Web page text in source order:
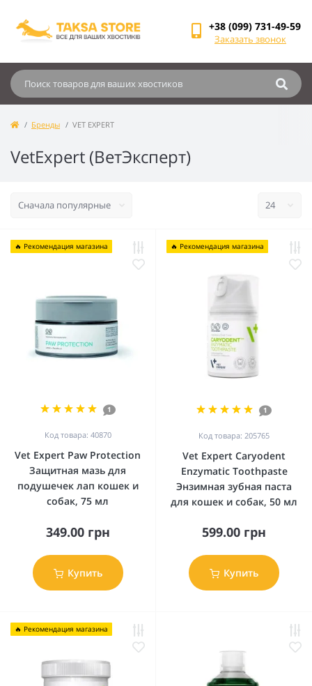
+38 (099) 731-49-59
Заказать звонок
Бренды VET EXPERT
VetExpert (ВетЭксперт)
🔥 Рекомендация магазина
1
Код товара: 40870
Vet Expert Paw Protection
Защитная мазь для
подушечек лап кошек и
собак, 75 мл
349.00 грн
Купить
🔥 Рекомендация магазина
1
Код товара: 205765
Vet Expert Caryodent
Enzymatic Toothpaste
Энзимная зубная паста
для кошек и собак, 50 мл
599.00 грн
Купить
🔥 Рекомендация магазина